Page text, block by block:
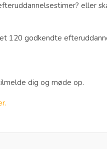
eller
120 godkendte
dig og møde op.